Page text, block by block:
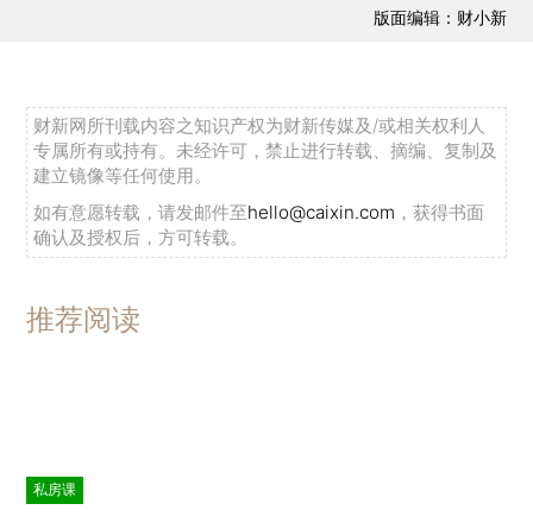
版面编辑：财小新
财新网所刊载内容之知识产权为财新传媒及/或相关权利人
专属所有或持有。未经许可，禁止进行转载、摘编、复制及
建立镜像等任何使用。
如有意愿转载，请发邮件至hello@caixin.com ，获得书面
确认及授权后，方可转载。
推荐阅读
私房课